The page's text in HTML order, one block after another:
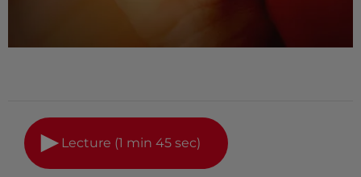
Lecture (1 min 45 sec)